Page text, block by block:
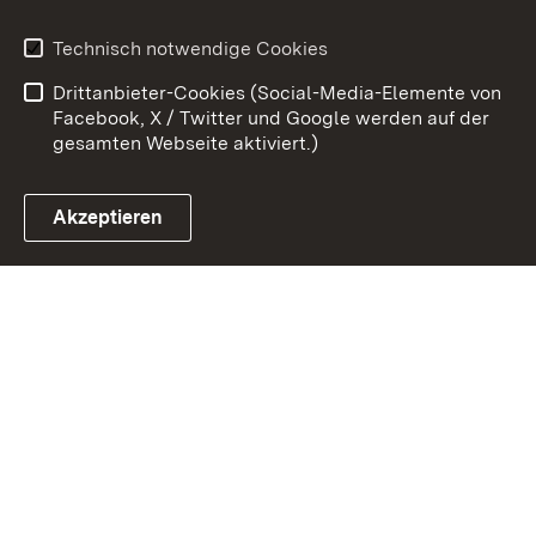
Link zum Landesportal
Barrierefreiheit
Kontakt
Cookies
Technisch notwendige Cookies
Drittanbieter-Cookies (Social-Media-Elemente von
Facebook, X / Twitter und Google werden auf der
gesamten Webseite aktiviert.)
Akzeptieren